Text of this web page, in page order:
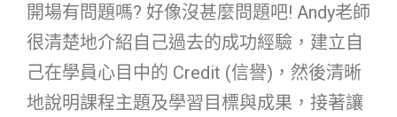
開場有問題嗎? 好像沒甚麼問題吧! Andy老師
很清楚地介紹自己過去的成功經驗，建立自
己在學員心目中的 Credit (信譽)，然後清晰
地說明課程主題及學習目標與成果，接著讓